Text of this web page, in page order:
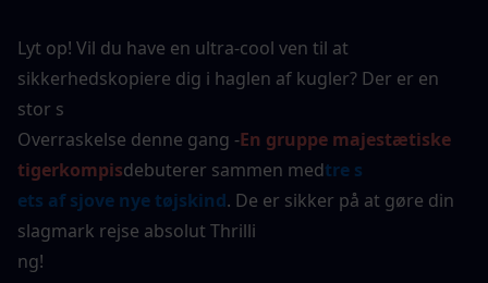
Lyt op! Vil du have en ultra-cool ven til at
sikkerhedskopiere dig i haglen af kugler? Der er en
stor s
Overraskelse denne gang -En gruppe majestætiske
tigerkompisdebuterer sammen medtre s
ets af sjove nye tøjskind. De er sikker på at gøre din
slagmark rejse absolut Thrilli
ng!